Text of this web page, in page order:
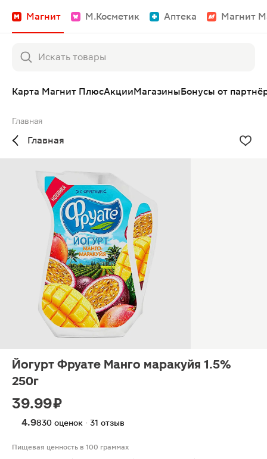
Магнит М.Косметик Аптека Магнит
Карта Магнит ПлюсАкцииМагазиныБонусы от
Главная
Главная
Йогурт Фруате Манго маракуйя 1.5%
250г
39.99 ₽
4.9830 оценок · 31 отзыв
Пищевая ценность в 100 граммах